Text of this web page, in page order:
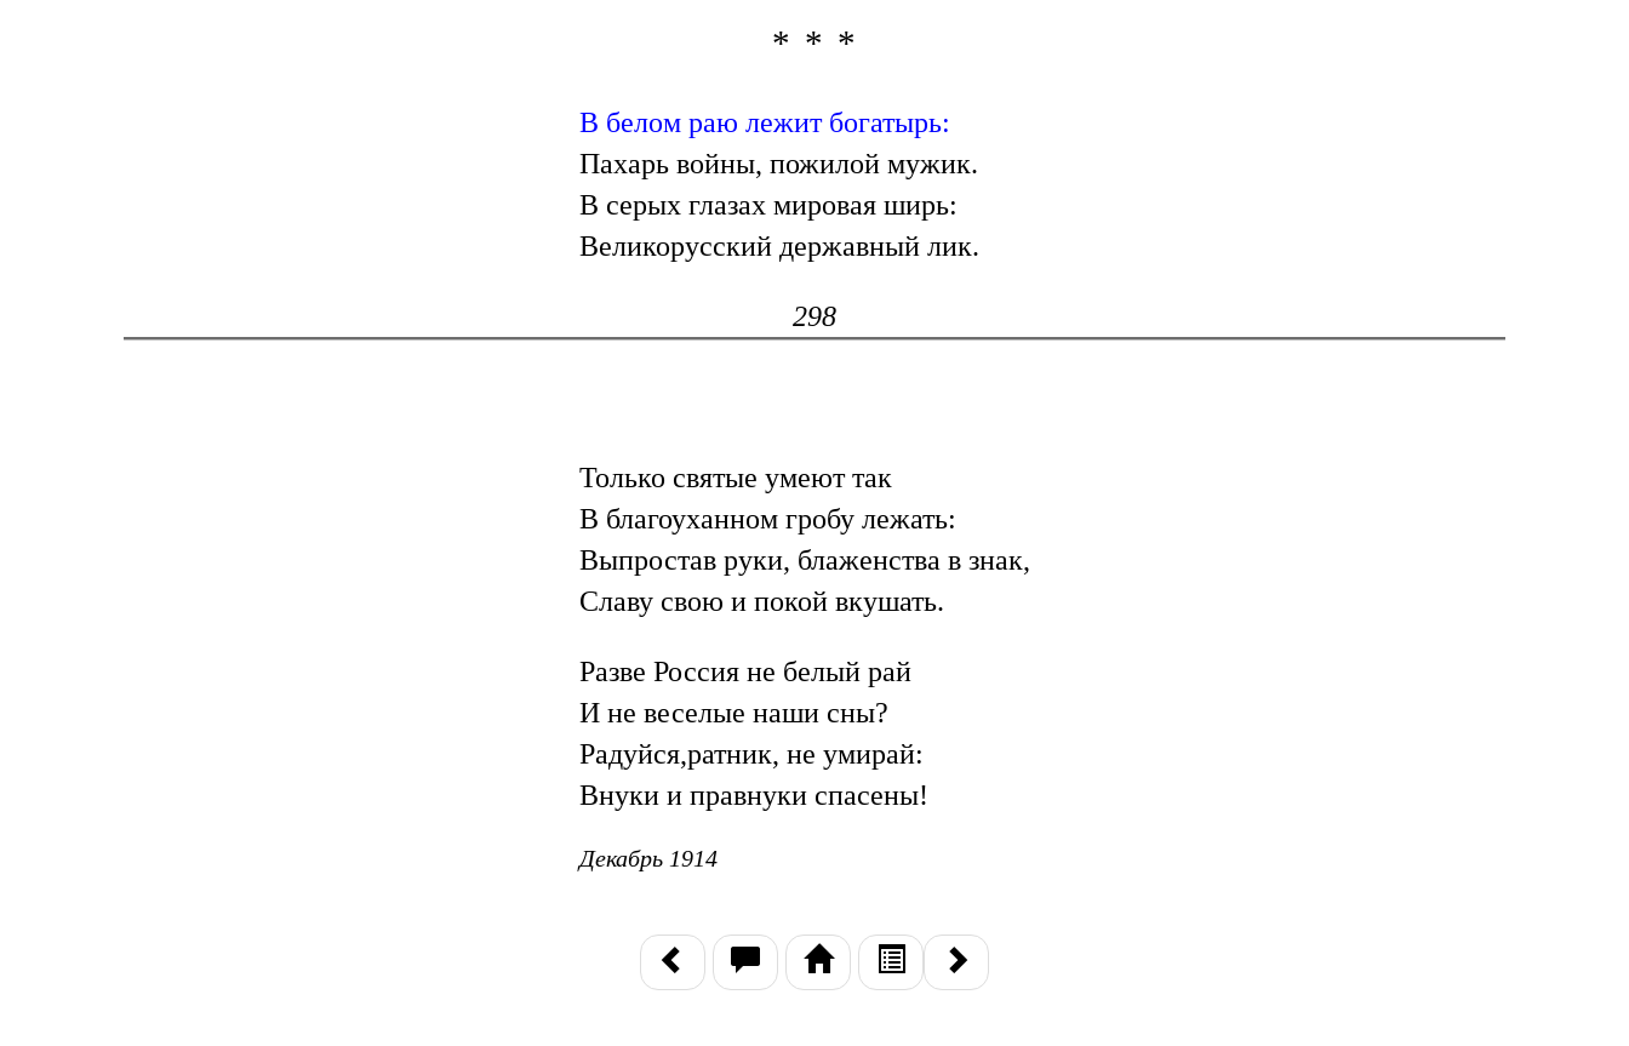
* * *
В белом раю лежит богатырь:
Пахарь войны, пожилой мужик.
В серых глазах мировая ширь:
Великорусский державный лик.
298
Только святые умеют так
В благоуханном гробу лежать:
Выпростав руки, блаженства в знак,
Славу свою и покой вкушать.
Разве Россия не белый рай
И не веселые наши сны?
Радуйся,ратник, не умирай:
Внуки и правнуки спасены!
Декабрь 1914